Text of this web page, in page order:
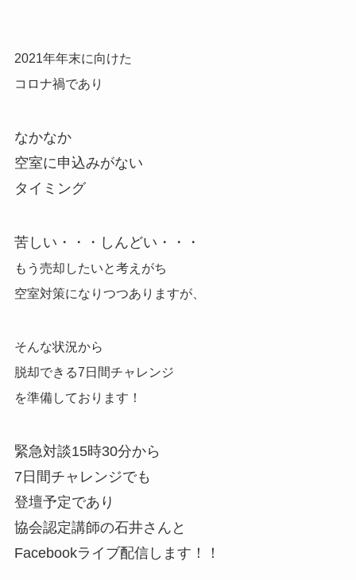
2021年年末に向けた
コロナ禍であり
なかなか
空室に申込みがない
タイミング
苦しい・・・しんどい・・・
もう売却したいと考えがち
空室対策になりつつありますが、
そんな状況から
脱却できる7日間チャレンジ
を準備しております！
緊急対談15時30分から
7日間チャレンジでも
登壇予定であり
協会認定講師の石井さんと
Facebookライブ配信します！！